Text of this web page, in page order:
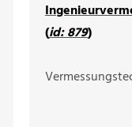
(id: 879)